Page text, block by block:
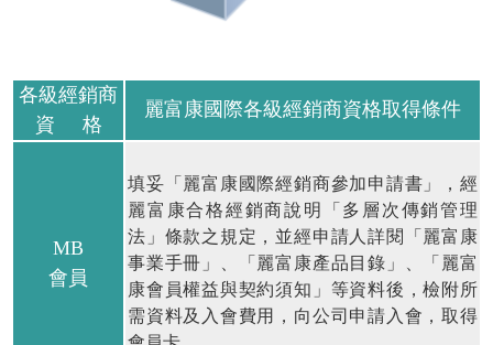
各級經銷商
資 格
麗富康國際各級經銷商資格取得條件
MB
會員
填妥「麗富康國際經銷商參加申請書」，經
麗富康合格經銷商說明「多層次傳銷管理
法」條款之規定，並經申請人詳閱「麗富康
事業手冊」、「麗富康產品目錄」、「麗富
康會員權益與契約須知」等資料後，檢附所
需資料及入會費用，向公司申請入會，取得